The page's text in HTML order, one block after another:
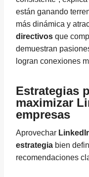
están ganando
más dinámica y
directivos que
demuestran
logran conexiones
Estrategias
maximizar
empresas
Aprovechar
estrategia bien
recomendaciones